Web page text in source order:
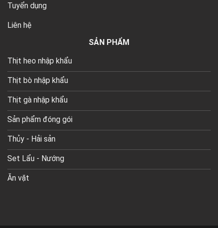
Tuyển dụng
Liên hệ
SẢN PHẨM
Thịt heo nhập khẩu
Thịt bò nhập khẩu
Thịt gà nhập khẩu
Sản phẩm đóng gói
Thủy - Hải sản
Set Lẩu - Nướng
Ăn vặt